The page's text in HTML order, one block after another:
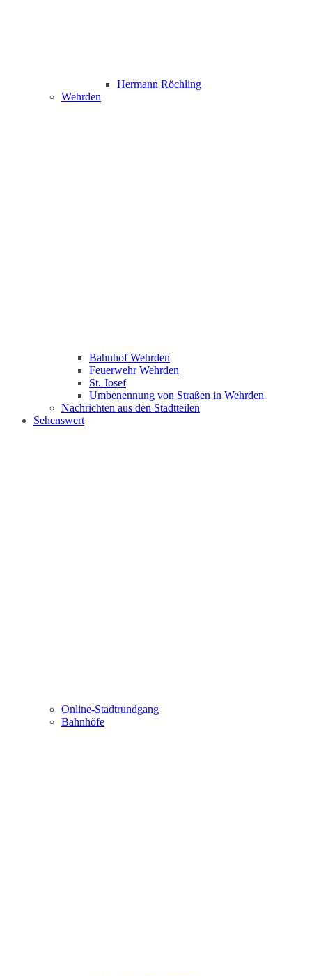
Hermann Röchling
Wehrden
Bahnhof Wehrden
Feuerwehr Wehrden
St. Josef
Umbenennung von Straßen in Wehrden
Nachrichten aus den Stadtteilen
Sehenswert
Online-Stadtrundgang
Bahnhöfe